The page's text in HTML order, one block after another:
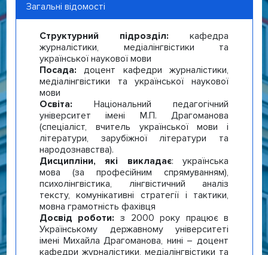
Загальні відомості
Структурний підрозділ:кафедра
журналістики, медіалінгвістики та
української наукової мови
Посада: доцент кафедри журналістики,
медіалінгвістики та української наукової
мови
Освіта: Національний педагогічний
університет імені М.П. Драгоманова
(спеціаліст, вчитель української мови і
літератури, зарубіжної літератури та
народознавства).
Дисципліни, які викладає: українська
мова (за професійним спрямуванням),
психолінгвістика, лінгвістичний аналіз
тексту, комунікативні стратегії і тактики,
мовна грамотність фахівця
Досвід роботи: з 2000 року працює в
Українському державному університеті
імені Михайла Драгоманова, нині – доцент
кафедри журналістики, медіалінгвістики та